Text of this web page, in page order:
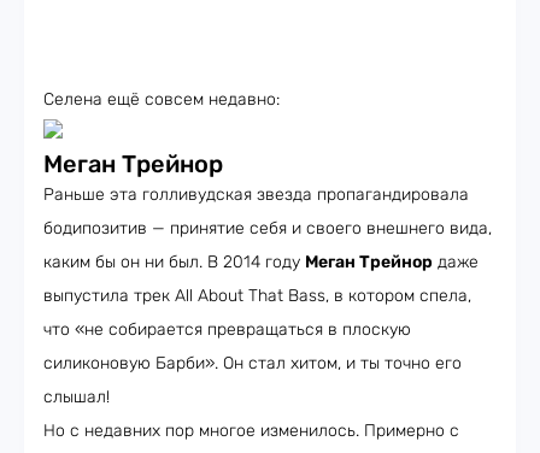
Селена ещё совсем недавно:
Меган Трейнор
Раньше эта голливудская звезда пропагандировала
бодипозитив — принятие себя и своего внешнего вида,
каким бы он ни был. В 2014 году Меган Трейнор даже
выпустила трек All About That Bass, в котором спела,
что «не собирается превращаться в плоскую
силиконовую Барби». Он стал хитом, и ты точно его
слышал!
Но с недавних пор многое изменилось. Примерно с